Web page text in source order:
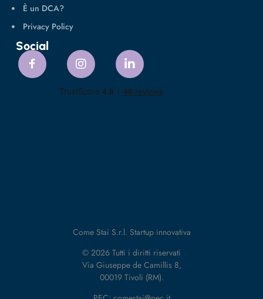
È un DCA?
Privacy Policy
Social
Come Stai S.r.l. Startup innovativa
© 2026 Tutti i diritti riservati
Via Giuseppe de Camillis 8,
00019 Tivoli (RM).